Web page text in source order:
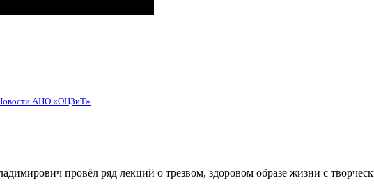
АНО «ОЦЗиТ»
провёл ряд лекций о трезвом, здоровом образе жизни с